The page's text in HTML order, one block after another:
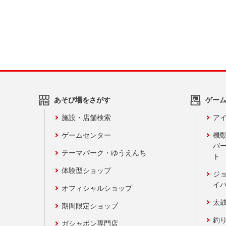
あそび場をさがす
施設・店舗検索
ゲームセンター
テーマパーク・ゆうえんち
体験型ショップ
オフィシャルショップ
期間限定ショップ
ガシャポン専門店
ゲー
ア
機
バ
ト
ジ
イ
太
釣